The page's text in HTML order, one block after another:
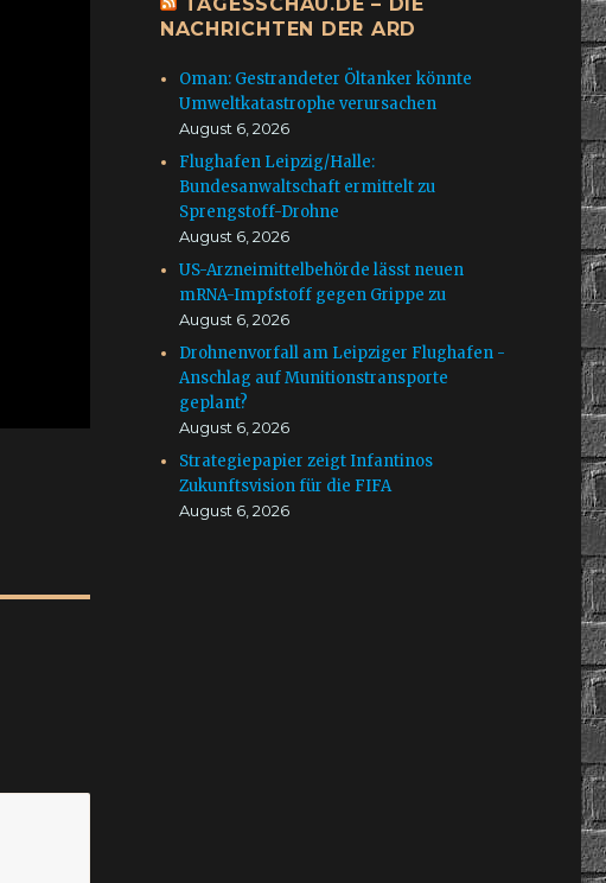
NACHRICHTEN DER ARD
Oman: Gestrandeter Öltanker könnte
Umweltkatastrophe verursachen
August 6, 2026
Flughafen Leipzig/Halle:
Bundesanwaltschaft ermittelt zu
Sprengstoff-Drohne
August 6, 2026
US-Arzneimittelbehörde lässt neuen
mRNA-Impfstoff gegen Grippe zu
August 6, 2026
Drohnenvorfall am Leipziger Flughafen -
Anschlag auf Munitionstransporte
geplant?
August 6, 2026
Strategiepapier zeigt Infantinos
Zukunftsvision für die FIFA
August 6, 2026